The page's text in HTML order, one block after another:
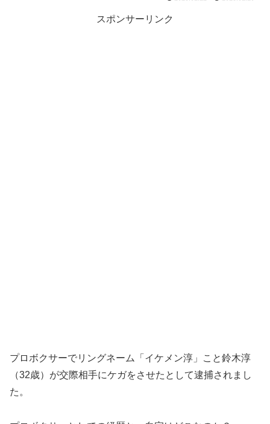
スポンサーリンク
プロボクサーでリングネーム「イケメン淳」こと鈴木淳
（32歳）が交際相手にケガをさせたとして逮捕されまし
た。